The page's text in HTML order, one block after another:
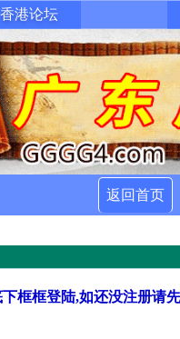
香港论坛
返回首页
框框登陆,如还没注册请